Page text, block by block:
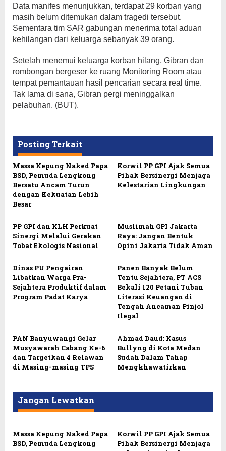
Data manifes menunjukkan, terdapat 29 korban yang
masih belum ditemukan dalam tragedi tersebut.
Sementara tim SAR gabungan menerima total aduan
kehilangan dari keluarga sebanyak 39 orang.
Setelah menemui keluarga korban hilang, Gibran dan
rombongan bergeser ke ruang Monitoring Room atau
tempat pemantauan hasil pencarian secara real time.
Tak lama di sana, Gibran pergi meninggalkan
pelabuhan. (BUT).
Posting Terkait
Massa Kepung Naked Papa
BSD, Pemuda Lengkong
Bersatu Ancam Turun
dengan Kekuatan Lebih
Besar
Korwil PP GPI Ajak Semua
Pihak Bersinergi Menjaga
Kelestarian Lingkungan
PP GPI dan KLH Perkuat
Sinergi Melalui Gerakan
Tobat Ekologis Nasional
Muslimah GPI Jakarta
Raya: Jangan Bentuk
Opini Jakarta Tidak Aman
Dinas PU Pengairan
Libatkan Warga Pra-
Sejahtera Produktif dalam
Program Padat Karya
Panen Banyak Belum
Tentu Sejahtera, PT ACS
Bekali 120 Petani Tuban
Literasi Keuangan di
Tengah Ancaman Pinjol
Ilegal
PAN Banyuwangi Gelar
Musyawarah Cabang Ke-6
dan Targetkan 4 Relawan
di Masing-masing TPS
Ahmad Daud: Kasus
Bullyng di Kota Medan
Sudah Dalam Tahap
Mengkhawatirkan
Jangan Lewatkan
Massa Kepung Naked Papa
BSD, Pemuda Lengkong
Korwil PP GPI Ajak Semua
Pihak Bersinergi Menjaga